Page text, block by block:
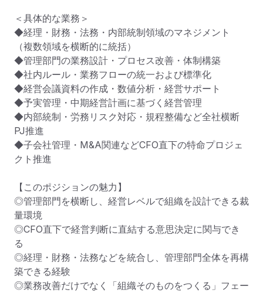
＜具体的な業務＞
◆経理・財務・法務・内部統制領域のマネジメント
（複数領域を横断的に統括）
◆管理部門の業務設計・プロセス改善・体制構築
◆社内ルール・業務フローの統一および標準化
◆経営会議資料の作成・数値分析・経営サポート
◆予実管理・中期経営計画に基づく経営管理
◆内部統制・労務リスク対応・規程整備など全社横断
PJ推進
◆子会社管理・M&A関連などCFO直下の特命プロジェ
クト推進
【このポジションの魅力】
◎管理部門を横断し、経営レベルで組織を設計できる裁
量環境
◎CFO直下で経営判断に直結する意思決定に関与でき
る
◎経理・財務・法務などを統合し、管理部門全体を再構
築できる経験
◎業務改善だけでなく「組織そのものをつくる」フェー